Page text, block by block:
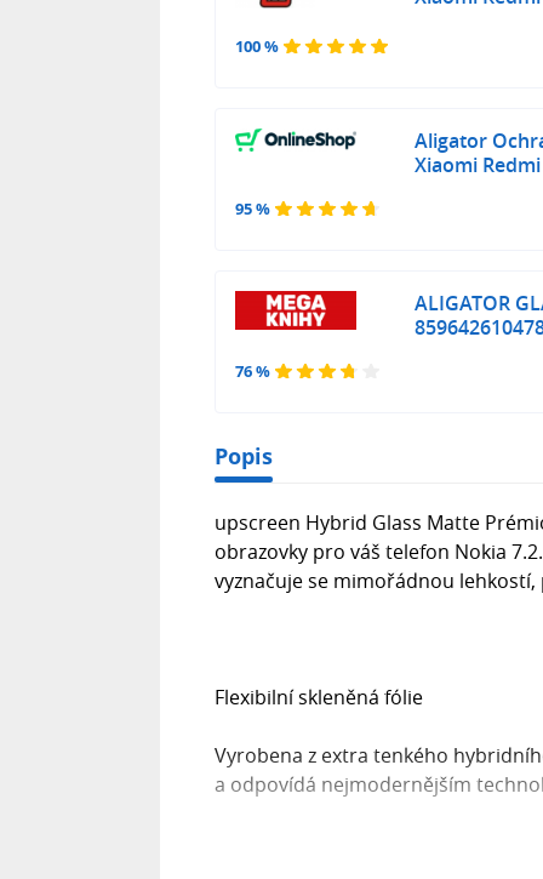
100 %
95 %
Aligator
Xiaomi
76 %
ALIGATOR
Popis
upscreen Hybrid Glass Matte
obrazovky pro váš telefon Nokia
vyznačuje se mimořádnou
Flexibilní skleněná fólie
Vyrobena z extra tenkého
a odpovídá nejmodernějším